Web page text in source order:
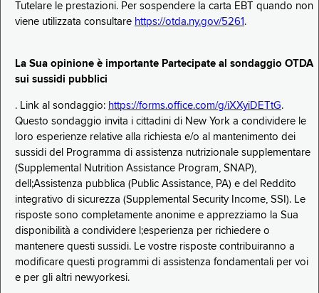
Tutelare le prestazioni. Per sospendere la carta EBT quando non
viene utilizzata consultare https://otda.ny.gov/5261 .
La Sua opinione è importante Partecipate al sondaggio OTDA
sui sussidi pubblici
. Link al sondaggio: https://forms.office.com/g/iXXyiDETtG.
Questo sondaggio invita i cittadini di New York a condividere le
loro esperienze relative alla richiesta e/o al mantenimento dei
sussidi del Programma di assistenza nutrizionale supplementare
(Supplemental Nutrition Assistance Program, SNAP),
dell;Assistenza pubblica (Public Assistance, PA) e del Reddito
integrativo di sicurezza (Supplemental Security Income, SSI). Le
risposte sono completamente anonime e apprezziamo la Sua
disponibilità a condividere l;esperienza per richiedere o
mantenere questi sussidi. Le vostre risposte contribuiranno a
modificare questi programmi di assistenza fondamentali per voi
e per gli altri newyorkesi.